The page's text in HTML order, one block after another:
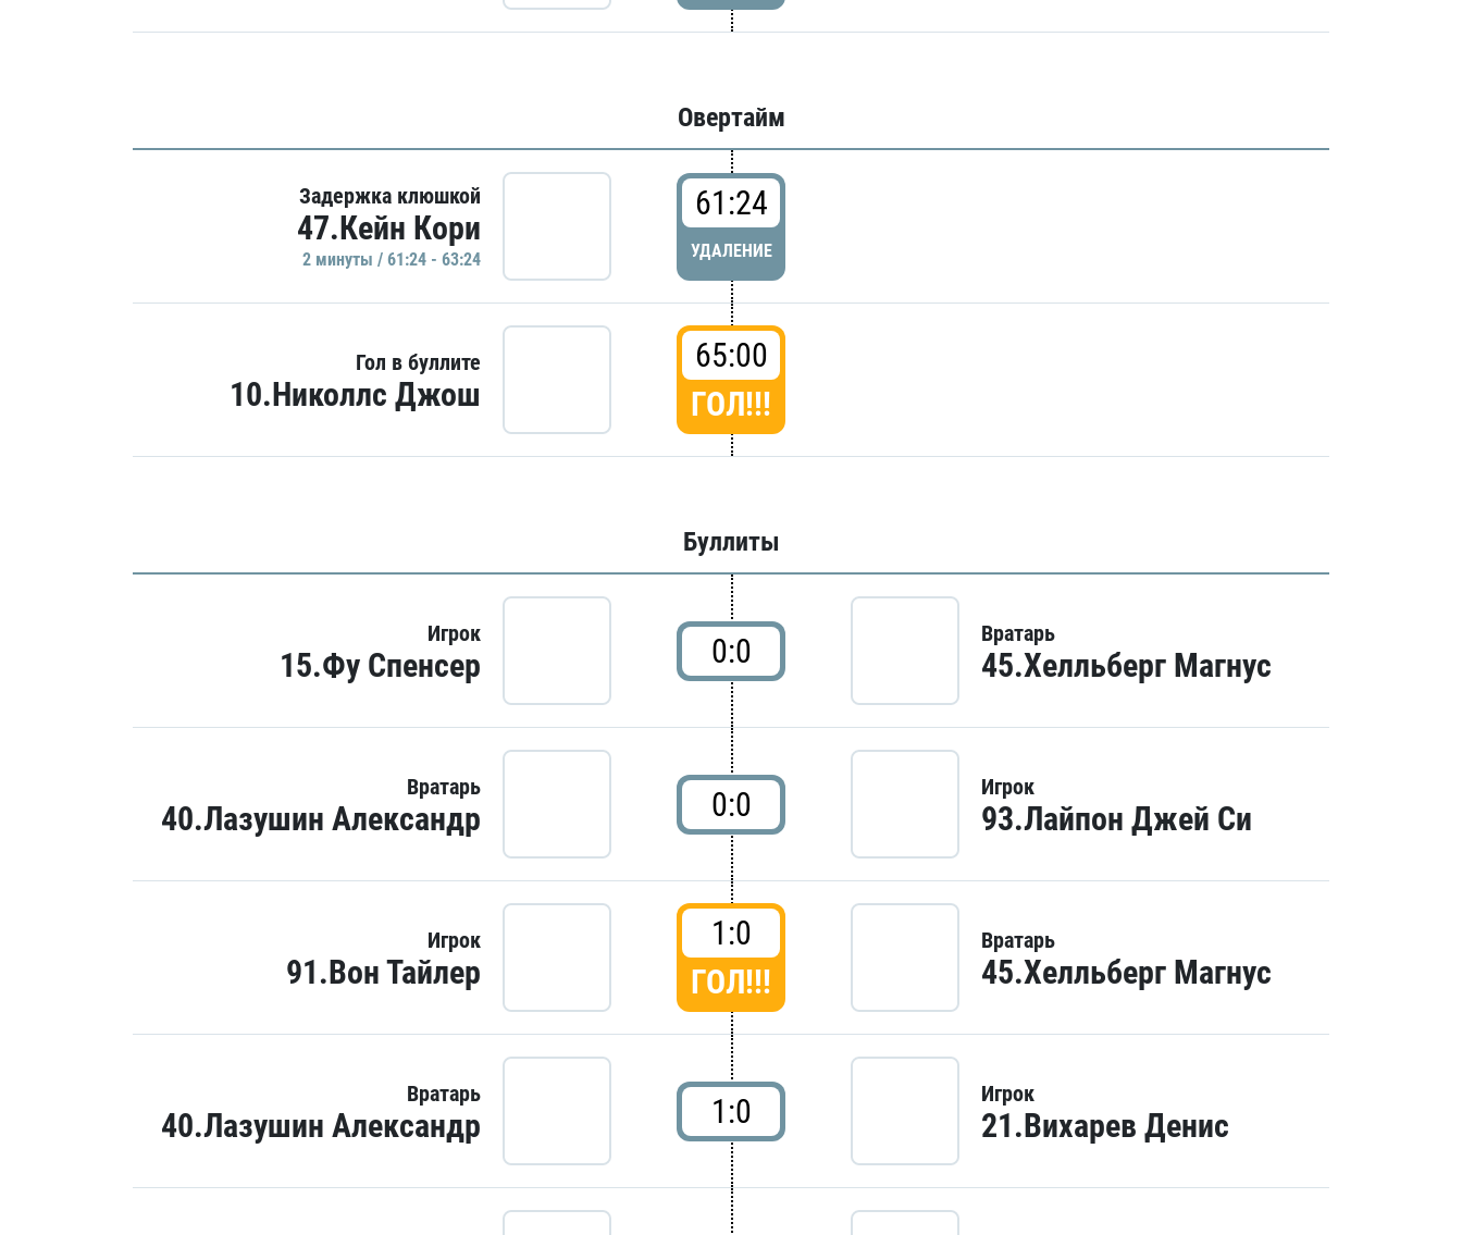
Овертайм
Задержка клюшкой
47.Кейн Кори
2 минуты / 61:24 - 63:24
61:24
УДАЛЕНИЕ
Гол в буллите
10.Николлс Джош
65:00
ГОЛ!!!
Буллиты
Игрок
15.Фу Спенсер 0:0 Вратарь
45.Хелльберг Магнус
Вратарь
40.Лазушин Александр 0:0 Игрок
93.Лайпон Джей Си
Игрок
91.Вон Тайлер
1:0
ГОЛ!!!
Вратарь
45.Хелльберг Магнус
Вратарь
40.Лазушин Александр 1:0 Игрок
21.Вихарев Денис